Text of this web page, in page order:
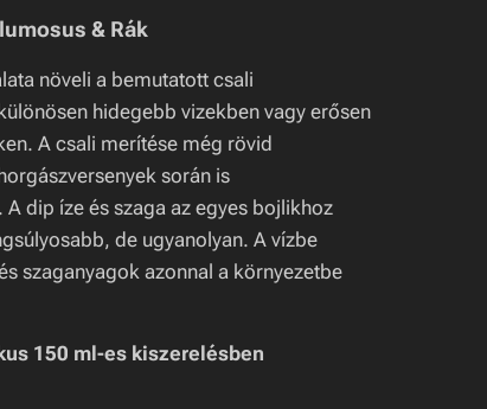
& Rák
növeli a bemutatott csali
hidegebb vizekben vagy erősen
A csali merítése még rövid
során is
A dip íze és szaga az egyes bojlikhoz
de ugyanolyan. A vízbe
szaganyagok azonnal a környezetbe
150 ml-es kiszerelésben